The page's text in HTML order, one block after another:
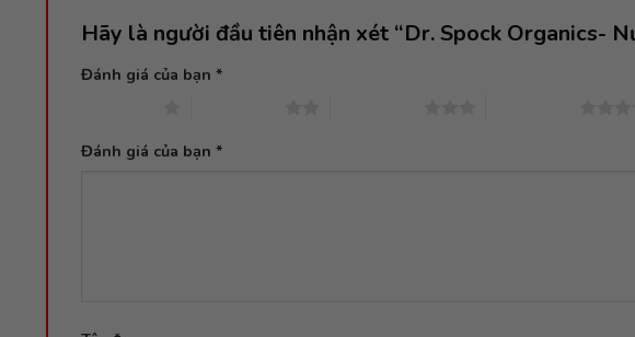
Hãy là người đầu tiên nhận xét “Dr. Spock Organics-
Đánh giá của bạn *
Đánh giá của bạn *